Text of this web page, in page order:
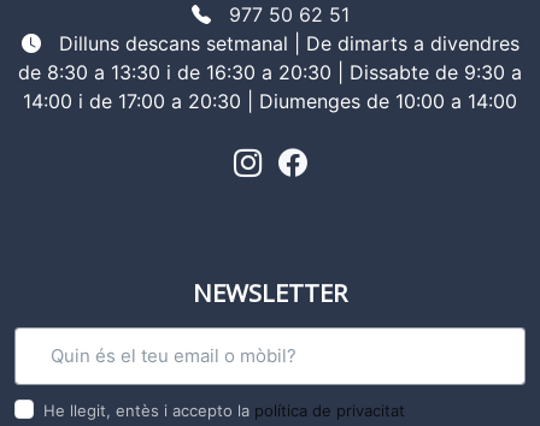
977 50 62 51
Dilluns descans setmanal | De dimarts a divendres
de 8:30 a 13:30 i de 16:30 a 20:30 | Dissabte de 9:30 a
14:00 i de 17:00 a 20:30 | Diumenges de 10:00 a 14:00
NEWSLETTER
He llegit, entès i accepto la política de privacitat